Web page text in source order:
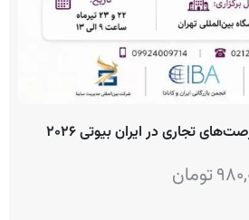
تجاری در ایران بیوتی ۲۰۲۶
تومان